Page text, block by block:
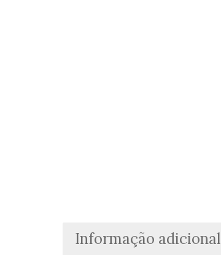
Informação adicional